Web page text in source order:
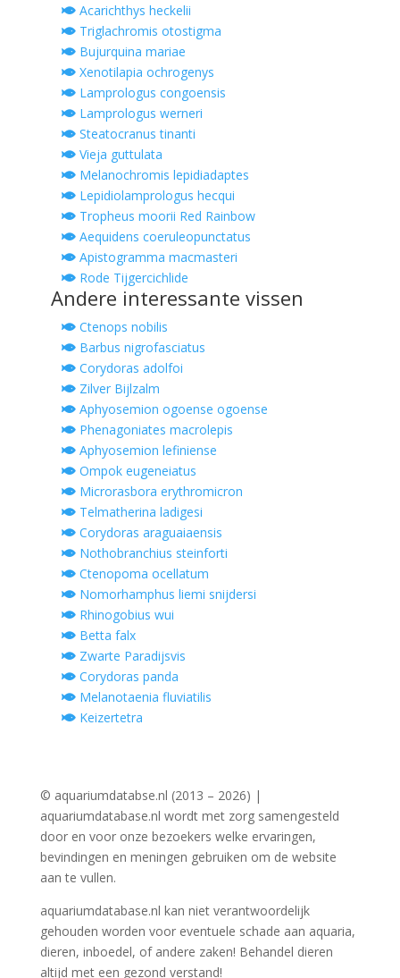
Acarichthys heckelii
Triglachromis otostigma
Bujurquina mariae
Xenotilapia ochrogenys
Lamprologus congoensis
Lamprologus werneri
Steatocranus tinanti
Vieja guttulata
Melanochromis lepidiadaptes
Lepidiolamprologus hecqui
Tropheus moorii Red Rainbow
Aequidens coeruleopunctatus
Apistogramma macmasteri
Rode Tijgercichlide
Andere interessante vissen
Ctenops nobilis
Barbus nigrofasciatus
Corydoras adolfoi
Zilver Bijlzalm
Aphyosemion ogoense ogoense
Phenagoniates macrolepis
Aphyosemion lefiniense
Ompok eugeneiatus
Microrasbora erythromicron
Telmatherina ladigesi
Corydoras araguaiaensis
Nothobranchius steinforti
Ctenopoma ocellatum
Nomorhamphus liemi snijdersi
Rhinogobius wui
Betta falx
Zwarte Paradijsvis
Corydoras panda
Melanotaenia fluviatilis
Keizertetra
© aquariumdatabse.nl (2013 – 2026) |
aquariumdatabase.nl wordt met zorg samengesteld
door en voor onze bezoekers welke ervaringen,
bevindingen en meningen gebruiken om de website
aan te vullen.
aquariumdatabase.nl kan niet verantwoordelijk
gehouden worden voor eventuele schade aan aquaria,
dieren, inboedel, of andere zaken! Behandel dieren
altijd met een gezond verstand!